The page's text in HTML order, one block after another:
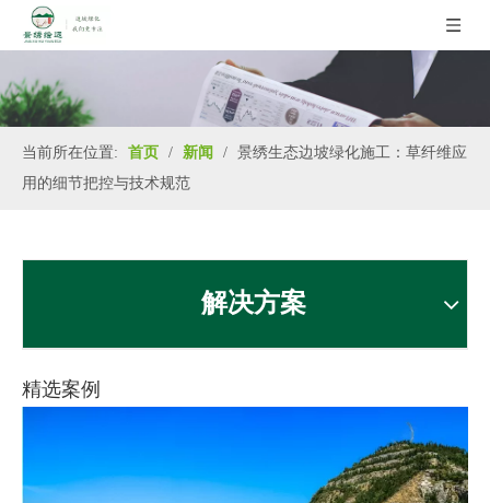
当前所在位置: 首页 / 新闻 / 景绣生态边坡绿化施工：草纤维应
用的细节把控与技术规范
解决方案
精选案例